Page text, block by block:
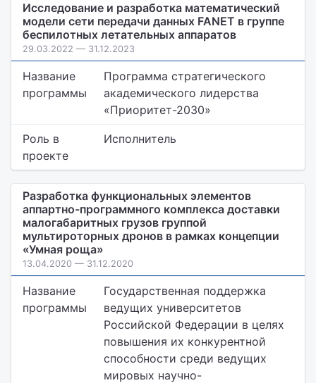
Исследование и разработка математический
модели сети передачи данных FANET в группе
беспилотных летательных аппаратов
29.03.2022 — 31.12.2023
Название
программы
Программа стратегического
академического лидерства
«Приоритет-2030»
Роль в
проекте
Исполнитель
Разработка функциональных элементов
аппартно-программного комплекса доставки
малогабаритных грузов группой
мультироторных дронов в рамках концепции
«Умная роща»
13.04.2020 — 31.12.2020
Название
программы
Государственная поддержка
ведущих университетов
Российской Федерации в целях
повышения их конкурентной
способности среди ведущих
мировых научно-